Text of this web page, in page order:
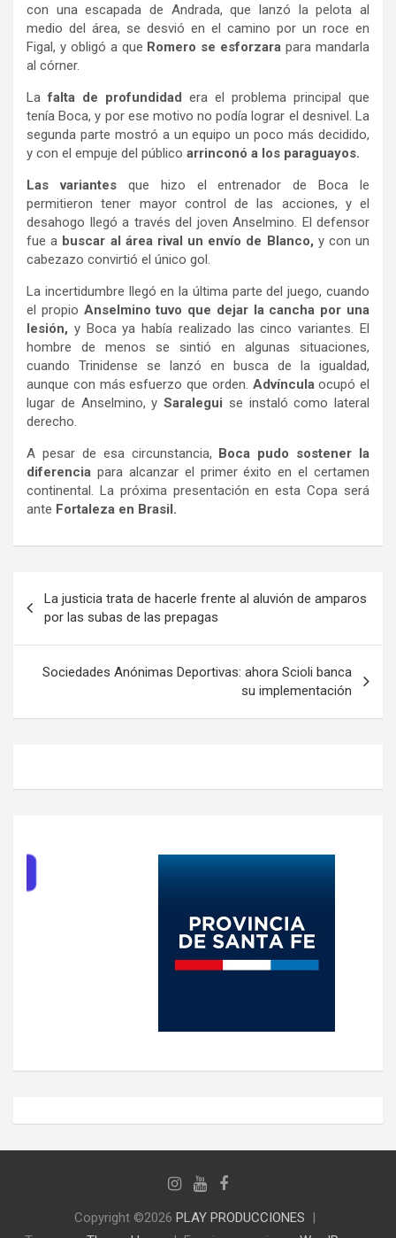
con una escapada de Andrada, que lanzó la pelota al
medio del área, se desvió en el camino por un roce en
Figal, y obligó a que Romero se esforzara para mandarla
al córner.
Lafalta de profundidad era el problema principal que
tenía Boca, y por ese motivo no podía lograr el desnivel. La
segunda parte mostró a un equipo un poco más decidido,
y con el empuje del público arrinconó a los paraguayos.
Las variantesque hizo el entrenador de Boca le
permitieron tener mayor control de las acciones, y el
desahogo llegó a través del joven Anselmino. El defensor
fue a buscar al área rival un envío de Blanco, y con un
cabezazo convirtió el único gol.
La incertidumbre llegó en la última parte del juego, cuando
el propio Anselmino tuvo que dejar la cancha por una
lesión, y Boca ya había realizado las cinco variantes. El
hombre de menos se sintió en algunas situaciones,
cuando Trinidense se lanzó en busca de la igualdad,
aunque con más esfuerzo que orden. Advínculaocupó el
lugar de Anselmino, y Saralegui se instaló como lateral
derecho.
A pesar de esa circunstancia, Boca pudo sostener la
diferencia para alcanzar el primer éxito en el certamen
continental. La próxima presentación en esta Copa será
ante Fortaleza en Brasil.
de
entradas
La justicia trata de hacerle frente al aluvión de amparos
por las subas de las prepagas
Sociedades Anónimas Deportivas: ahora Scioli banca
su implementación
Copyright ©2026 PLAY PRODUCCIONES